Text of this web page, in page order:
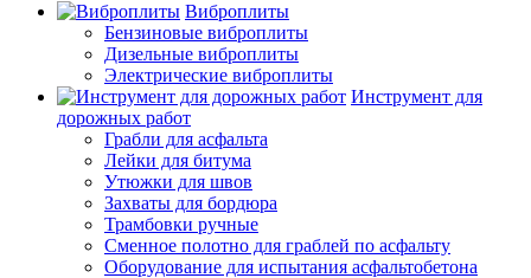
Виброплиты
Бензиновые виброплиты
Дизельные виброплиты
Электрические виброплиты
Инструмент для
дорожных работ
Грабли для асфальта
Лейки для битума
Утюжки для швов
Захваты для бордюра
Трамбовки ручные
Сменное полотно для граблей по асфальту
Оборудование для испытания асфальтобетона